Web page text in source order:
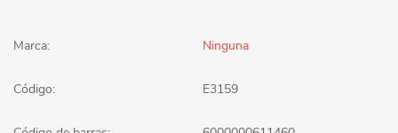
Marca: Ninguna
Código: E3159